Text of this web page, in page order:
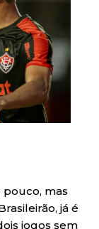
mas
já é
jogos sem